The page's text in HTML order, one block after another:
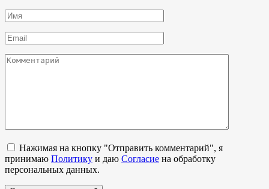
Имя
*
Email
*
Комментарий
Нажимая на кнопку "Отправить комментарий", я
принимаю Политику и даю Согласие на обработку
персональных данных.